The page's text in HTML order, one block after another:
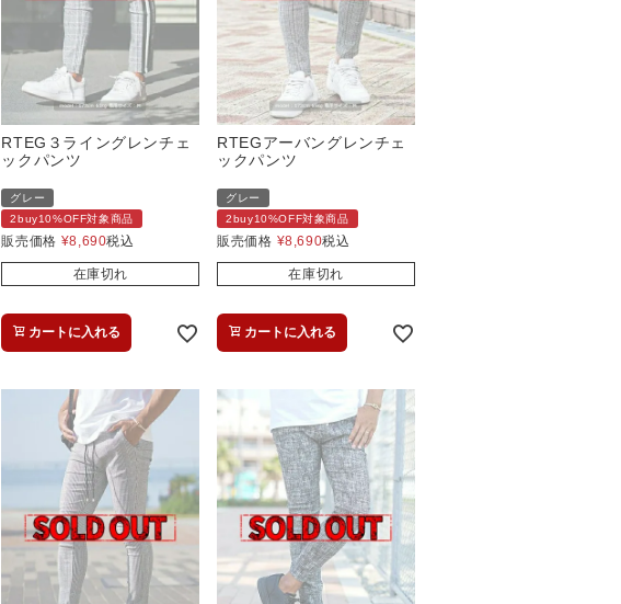
RTEG３ライングレンチェ
ックパンツ
グレー
2buy10%OFF対象商品
販売価格 ¥8,690税込
在庫切れ
カートに入れる
RTEGアーバングレンチェ
ックパンツ
グレー
2buy10%OFF対象商品
販売価格 ¥8,690税込
在庫切れ
カートに入れる